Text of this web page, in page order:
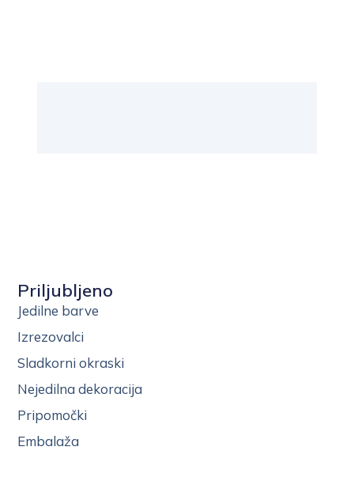
Priljubljeno
Jedilne barve
Izrezovalci
Sladkorni okraski
Nejedilna dekoracija
Pripomočki
Embalaža